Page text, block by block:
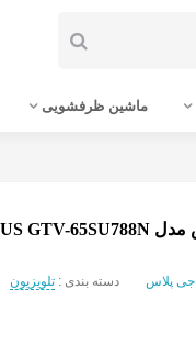
ماشین ظرفشویی
جی پلاس دسته بندی : تلویزیون